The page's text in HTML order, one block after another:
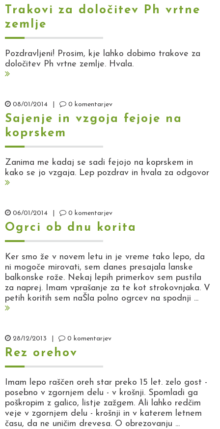
Trakovi za določitev Ph vrtne
zemlje
Pozdravljeni! Prosim, kje lahko dobimo trakove za
določitev Ph vrtne zemlje. Hvala.
08/01/2014 0 komentarjev
Sajenje in vzgoja fejoje na
koprskem
Zanima me kadaj se sadi fejojo na koprskem in
kako se jo vzgaja. Lep pozdrav in hvala za odgovor
06/01/2014 0 komentarjev
Ogrci ob dnu korita
Ker smo že v novem letu in je vreme tako lepo, da
ni mogoče mirovati, sem danes presajala lanske
balkonske rože. Nekaj lepih primerkov sem pustila
za naprej. Imam vprašanje za te kot strokovnjaka. V
petih koritih sem naŠla polno ogrcev na spodnji ...
28/12/2013 0 komentarjev
Rez orehov
Imam lepo raščen oreh star preko 15 let. zelo gost -
posebno v zgornjem delu - v krošnji. Spomladi ga
poškropim z galico, listje zažgem. Ali lahko redčim
veje v zgornjem delu - krošnji in v katerem letnem
času, da ne uničim drevesa. O obrezovanju ...